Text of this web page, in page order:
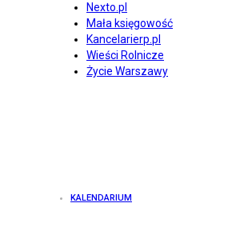
Nexto.pl
Mała księgowość
Kancelarierp.pl
Wieści Rolnicze
Życie Warszawy
KALENDARIUM